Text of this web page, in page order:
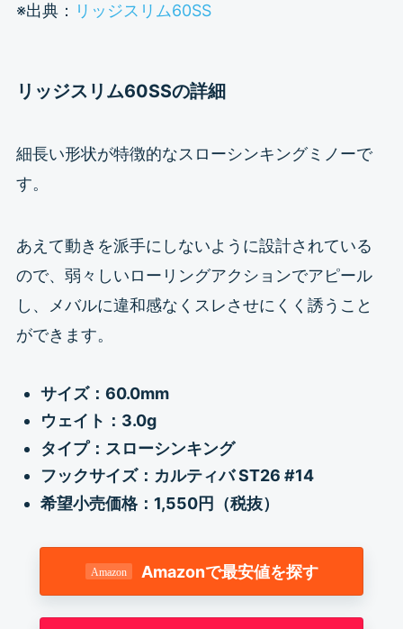
※出典： リッジスリム60SS
リッジスリム60SSの詳細
細長い形状が特徴的なスローシンキングミノーで
す。
あえて動きを派手にしないように設計されている
ので、弱々しいローリングアクションでアピール
し、メバルに違和感なくスレさせにくく誘うこと
ができます。
サイズ：60.0mm
ウェイト：3.0g
タイプ：スローシンキング
フックサイズ：カルティバ ST26 #14
希望小売価格：1,550円（税抜）
Amazonで最安値を探す